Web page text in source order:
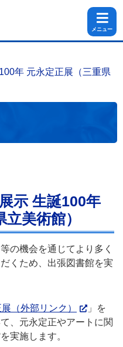
メニュー
年 元永定正展（三重県
示 生誕100年
美術館）
の機会を通じてより多く
くため、出張図書館を実
（外部リンク）
」を
、元永定正やアートに関
実施します。